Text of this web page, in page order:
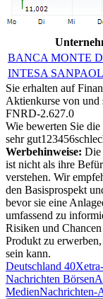
BANCA MONTE
INTESA
Sie erhalten auf
Aktienkurse von und
FNRD-2.627.0
Wie bewerten Sie
sehr gut1 23456
Werbehinweise: Die
ist nicht als ihre
verstehen. Wir
den Basisprospekt
bevor sie eine
umfassend zu
Risiken und
Produkt zu
sein kann.
Deutschland 40
Nachrichten Börsen
MedienNachrichten-